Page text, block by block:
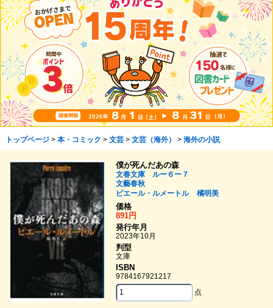
トップページ> 本・コミック > 文芸> 文芸（海外） > 海外の小説
僕が死んだあの森
文春文庫 ルー６ー７
文藝春秋
ピエール・ルメートル
橘明美
価格
891円
発行年月
2023年10月
判型
文庫
ISBN
9784167921217
点